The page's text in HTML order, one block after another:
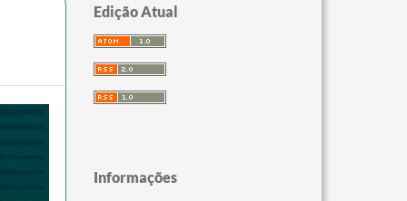
Edição Atual
Informações